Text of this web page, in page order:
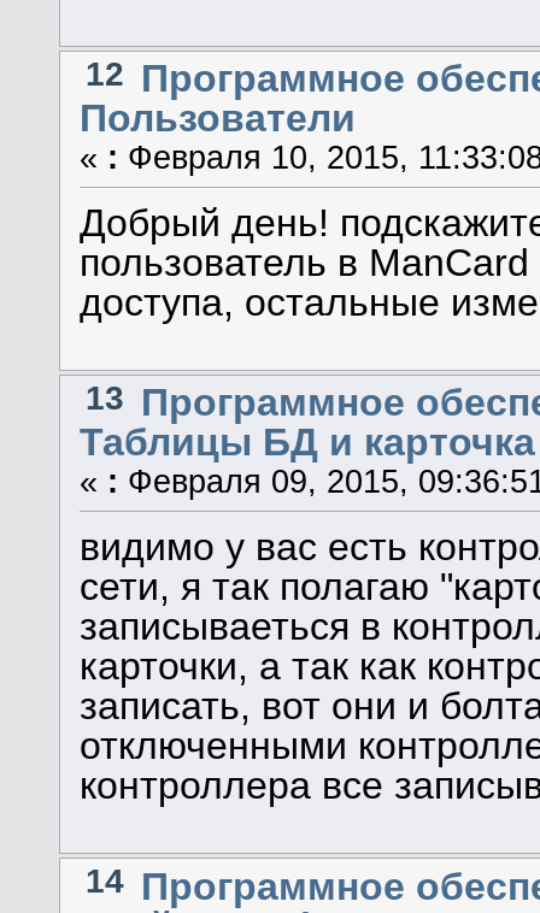
12 Программное
Пользователи
« : Февраля 10, 2015,
Добрый день!
пользователь в
доступа, остальные
13 Программное
Таблицы БД и карточка
« : Февраля 09, 2015,
видимо у вас есть
сети, я так полагаю
записываеться в
карточки, а так как
записать, вот они и
отключенными
контроллера все
14 Программное